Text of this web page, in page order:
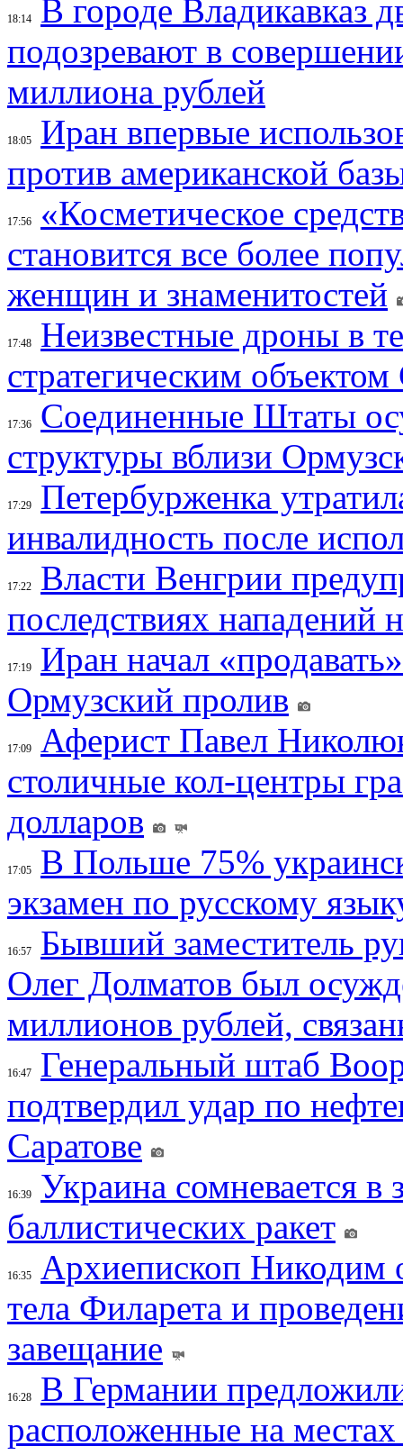
18:14
В городе Владикавказ
подозревают в
миллиона рублей
18:05
Иран впервые
против американской
17:56
«Косметическое
становится все более
женщин и знаменитостей
17:48
Неизвестные дроны в
стратегическим
17:36
Соединенные Штаты
структуры вблизи
17:29
Петербурженка
инвалидность после
17:22
Власти Венгрии
последствиях нападений
17:19
Иран начал
Ормузский пролив
17:09
Аферист Павел
столичные кол-центры
долларов
17:05
В Польше 75%
экзамен по русскому
16:57
Бывший заместитель
Олег Долматов был
миллионов рублей,
16:47
Генеральный штаб
подтвердил удар по
Саратове
16:39
Украина сомневается в
баллистических ракет
16:35
Архиепископ
тела Филарета и
завещание
16:28
В Германии
расположенные на